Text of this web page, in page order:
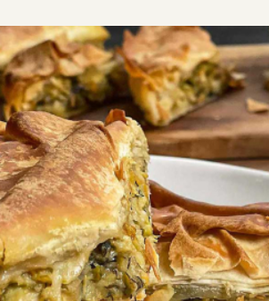
ΣΥΝΤΑΓΕΣ ΑΛΜΥΡΑ ΠΙΤΕΣ
Κολοκυθόπιτα αλμυρή
Κολοκυθόπιτα αλμυρή με πράσινο
μυρωδάτη και πάντα ανάρπαστη!
ζεστή, είτε την απολαύσεις κρύα
γεύση της μένει αξέχαστη. Μια πίτα
κάθε τραπέζι.